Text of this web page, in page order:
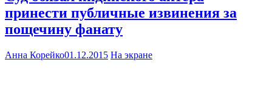
принести публичные извинения за
пощечину фанату
Анна Корейко01.12.2015 На экране